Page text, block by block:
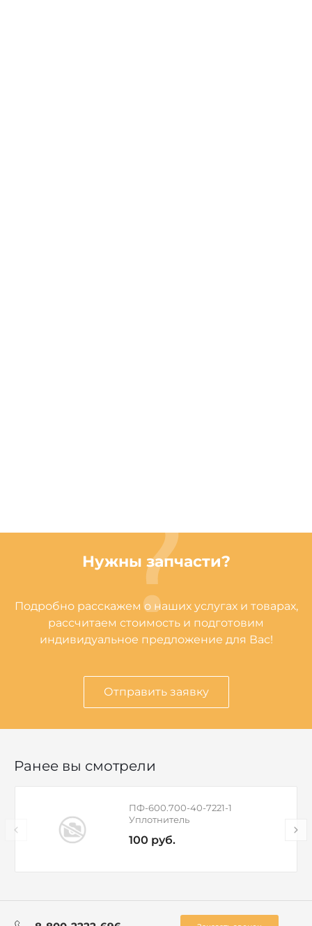
Нужны запчасти?
Подробно расскажем о наших услугах и товарах,
рассчитаем стоимость и подготовим
индивидуальное предложение для Вас!
Отправить заявку
Ранее вы смотрели
ПФ-600.700-40-7221-1
Уплотнитель
100 руб.